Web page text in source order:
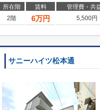
所在階 賃料 管理費・共
2階
6万円 5,500円
サニーハイツ松本通